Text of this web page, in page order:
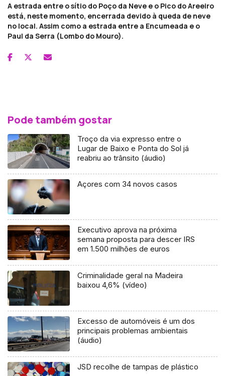
A estrada entre o sítio do Poço da Neve e o Pico do Areeiro
está, neste momento, encerrada devido à queda de neve
no local. Assim como a estrada entre a Encumeada e o
Paul da Serra (Lombo do Mouro).
Pode também gostar
Troço da via expresso entre o
Lugar de Baixo e Ponta do Sol já
reabriu ao trânsito (áudio)
Açores com 34 novos casos
Executivo aprova na próxima
semana proposta para descer IRS
em 1.500 milhões de euros
Criminalidade geral na Madeira
baixou 4,6% (vídeo)
Excesso de automóveis é um dos
principais problemas ambientais
(áudio)
JSD recolhe de tampas de plástico